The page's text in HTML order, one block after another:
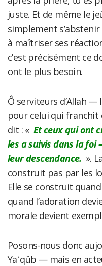
juste. Et de même le
simplement
à maîtriser ses
c’est précisément ce
ont le plus besoin.
Ô serviteurs d’Allah
pour celui qui franchit
dit : « Et ceux qui ont
les a suivis dans la
leur descendance. ».
construit pas par les
Elle se construit
quand l’adoration
morale devient
Posons-nous donc
Yaʿqûb — mais en